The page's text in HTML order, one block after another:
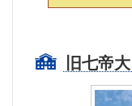
旧七帝大